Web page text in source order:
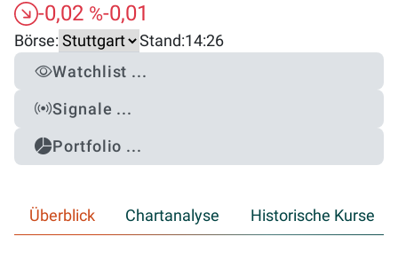
-0,02 %-0,01
Börse: Stand:14:26
Watchlist ...
Signale ...
Portfolio ...
Überblick Chartanalyse Historische Kurse